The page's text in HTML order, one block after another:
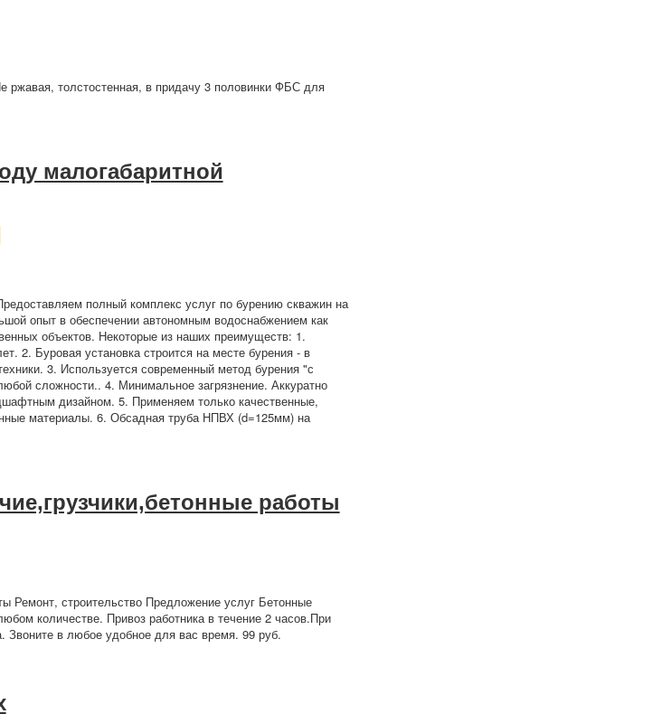
ржавая, толстостенная, в придачу 3 половинки ФБС для
малогабаритной
полный комплекс услуг по бурению скважин на
опыт в обеспечении автономным водоснабжением как
объектов. Некоторые из наших преимуществ: 1.
2. Буровая установка строится на месте бурения - в
3. Используется современный метод бурения "с
сложности.. 4. Минимальное загрязнение. Аккуратно
дизайном. 5. Применяем только качественные,
материалы. 6. Обсадная труба НПВХ (d=125мм) на
работы
Ремонт, строительство Предложение услуг Бетонные
количестве. Привоз работника в течение 2 часов.При
Звоните в любое удобное для вас время. 99 руб.